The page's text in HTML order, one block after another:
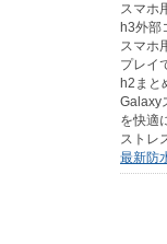
スマホ
h3外部
スマホ
プレイ
h2まと
Galaxy
を快適
ストレ
最新防